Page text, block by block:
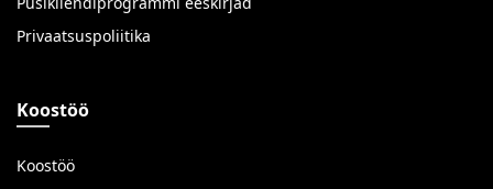
Püsikliendiprogrammi eeskirjad
Privaatsuspoliitika
Koostöö
Koostöö